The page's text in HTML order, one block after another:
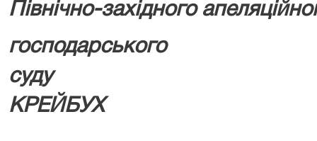
Північно-західного
господарського
суду
КРЕЙБУХ